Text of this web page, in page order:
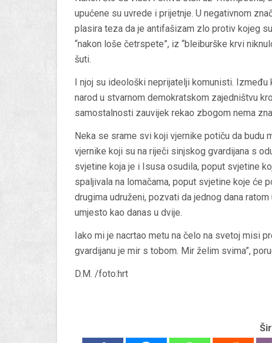
upućene su uvrede i prijetnje. U negativnom
plasira teza da je antifašizam zlo protiv kojeg
“nakon loše četrspete”, iz “bleiburške krvi
šuti.
I njoj su ideološki neprijatelji komunisti.
narod u stvarnom demokratskom zajedništvu
samostalnosti zauvijek rekao zbogom nema
Neka se srame svi koji vjernike potiču da budu
vjernike koji su na riječi sinjskog gvardijana s
svjetine koja je i Isusa osudila, poput svjetine
spaljivala na lomačama, poput svjetine koje će
drugima udruženi, pozvati da jednog dana
umjesto kao danas u dvije.
Iako mi je nacrtao metu na čelo na svetoj misi
gvardijanu je mir s tobom. Mir želim svima”,
D.M. /foto:hrt